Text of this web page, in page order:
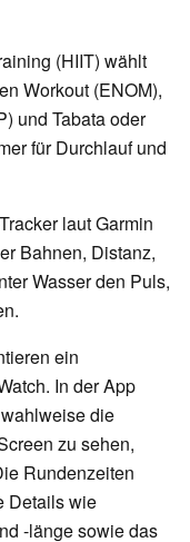
(HIIT) wählt
Workout (ENOM),
und Tabata oder
für Durchlauf und
laut Garmin
Bahnen, Distanz,
Wasser den Puls,
ein
In der App
die
zu sehen,
Rundenzeiten
Details wie
-länge sowie das